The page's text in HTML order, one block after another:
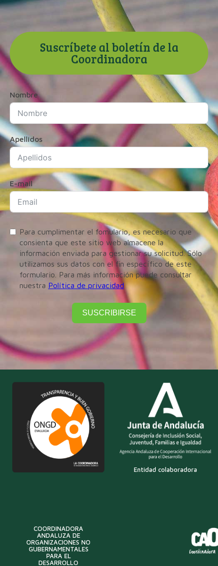
Suscríbete al boletín de la
Coordinadora
Nombre
Apellidos
E-mail
Para cumplimentar el fomulario, es necesario que
consienta que este sitio web almacene la
información enviada para gestionar su solicitud. Sólo
utilizamos sus datos con el fin específico de este
formulario. Para más información puede consultar
nuestra Política de privacidad
SUSCRIBIRSE
Entidad colaboradora
COORDINADORA
ANDALUZA DE
ORGANIZACIONES NO
GUBERNAMENTALES
PARA EL
DESARROLLO